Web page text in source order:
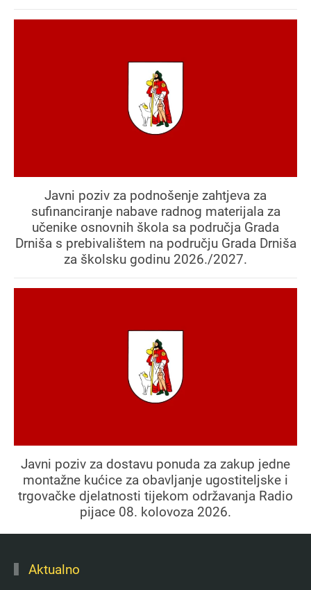
Javni poziv za podnošenje zahtjeva za
sufinanciranje nabave radnog materijala za
učenike osnovnih škola sa područja Grada
Drniša s prebivalištem na području Grada Drniša
za školsku godinu 2026./2027.
Javni poziv za dostavu ponuda za zakup jedne
montažne kućice za obavljanje ugostiteljske i
trgovačke djelatnosti tijekom održavanja Radio
pijace 08. kolovoza 2026.
Aktualno